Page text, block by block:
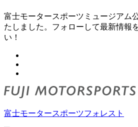
富士モータースポーツミュージアム
たしました。フォローして最新情報
い！
富士モータースポーツフォレスト